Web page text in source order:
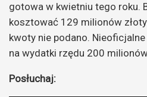
gotowa w kwietniu tego roku.
kosztować 129 milionów
kwoty nie podano.
na wydatki rzędu 200
Posłuchaj: